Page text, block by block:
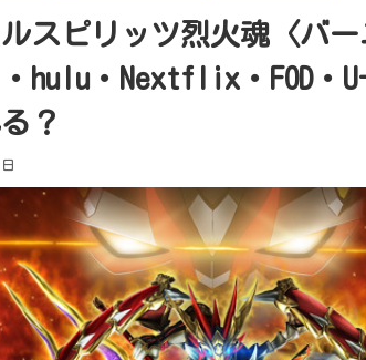
ルスピリッツ烈火魂〈バ
hulu・Nextflix・FOD・
？